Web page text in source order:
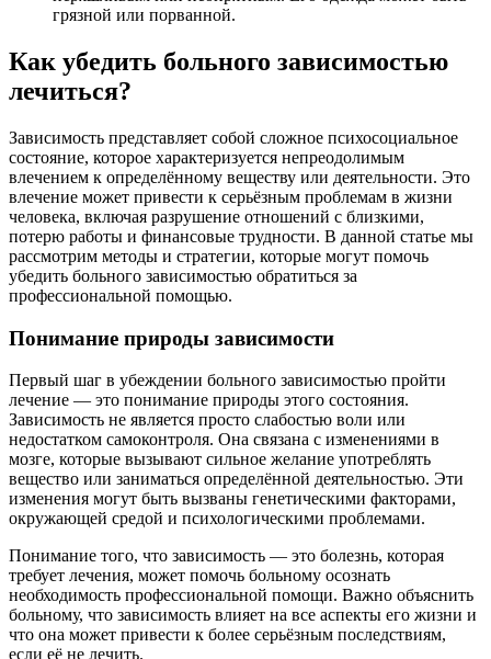
грязной или порванной.
Как убедить больного зависимостью
лечиться?
Зависимость представляет собой сложное психосоциальное
состояние, которое характеризуется непреодолимым
влечением к определённому веществу или деятельности. Это
влечение может привести к серьёзным проблемам в жизни
человека, включая разрушение отношений с близкими,
потерю работы и финансовые трудности. В данной статье мы
рассмотрим методы и стратегии, которые могут помочь
убедить больного зависимостью обратиться за
профессиональной помощью.
Понимание природы зависимости
Первый шаг в убеждении больного зависимостью пройти
лечение — это понимание природы этого состояния.
Зависимость не является просто слабостью воли или
недостатком самоконтроля. Она связана с изменениями в
мозге, которые вызывают сильное желание употреблять
вещество или заниматься определённой деятельностью. Эти
изменения могут быть вызваны генетическими факторами,
окружающей средой и психологическими проблемами.
Понимание того, что зависимость — это болезнь, которая
требует лечения, может помочь больному осознать
необходимость профессиональной помощи. Важно объяснить
больному, что зависимость влияет на все аспекты его жизни и
что она может привести к более серьёзным последствиям,
если её не лечить.